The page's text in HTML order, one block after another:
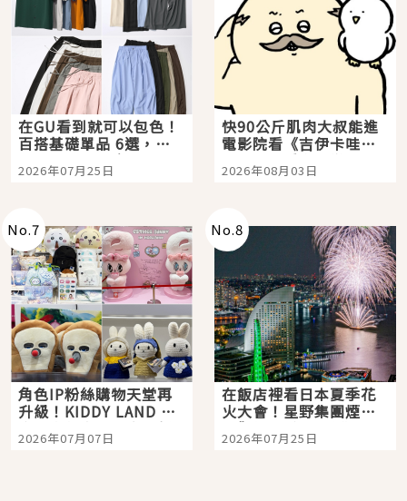
在GU看到就可以包色！
百搭基礎單品 6選，閉
眼全收也不心疼
2026年07月25日
快90公斤肌肉大叔能進
電影院看《吉伊卡哇》
嗎？日本重金屬樂團
「打首」會長與nagano
2026年08月03日
No.7
角色IP粉絲購物天堂再
升級！KIDDY LAND 原
宿店吉伊卡哇迎客，新
開幕 OMOKADO 店3分
2026年07月07日
No.8
在飯店裡看日本夏季花
火大會！星野集團煙火
景觀飯店6選，讓你不用
人擠人悠閒欣賞
2026年07月25日